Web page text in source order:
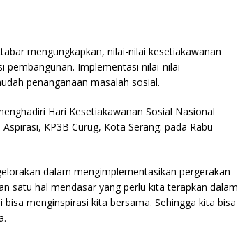
mengungkapkan, nilai-nilai kesetiakawanan
pembangunan. Implementasi nilai-nilai
penanganaan masalah sosial.
Hari Kesetiakawanan Sosial Nasional
KP3B Curug, Kota Serang. pada Rabu
dalam mengimplementasikan pergerakan
satu hal mendasar yang perlu kita terapkan dalam
menginspirasi kita bersama. Sehingga kita bisa